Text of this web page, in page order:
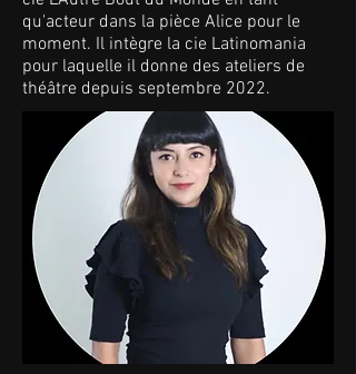
qu'acteur dans la pièce Alice pour le
moment. Il intègre la cie Latinomania
pour laquelle il donne des ateliers de
théâtre depuis septembre 2022.